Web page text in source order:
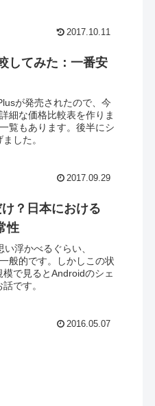
2017.10.11
してみた：一番安
が発売されたので、今
細な価格比較表を作りま
覧もあります。後半にシ
した。
2017.09.29
？日本における
性
浮かべるぐらい、
般的です。しかしこの状
で見るとAndroidのシェ
です。
2016.05.07